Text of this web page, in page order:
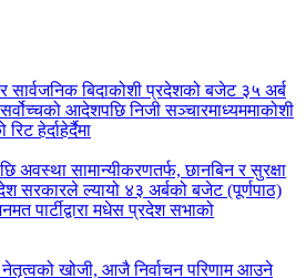
सार्वजनिक बिदाकोशी प्रदेशको बजेट ३५ अर्ब
कोशी
हेर्दाहेर्दैमा
अवस्था सामान्यीकरणतर्फ, छानबिन र सुरक्षा
सरकारले ल्यायो ४३ अर्बको बजेट (पूर्णपाठ)
पार्टीद्वारा मधेस प्रदेश सभाको
नेतृत्वको खोजी, आजै निर्वाचन परिणाम आउने